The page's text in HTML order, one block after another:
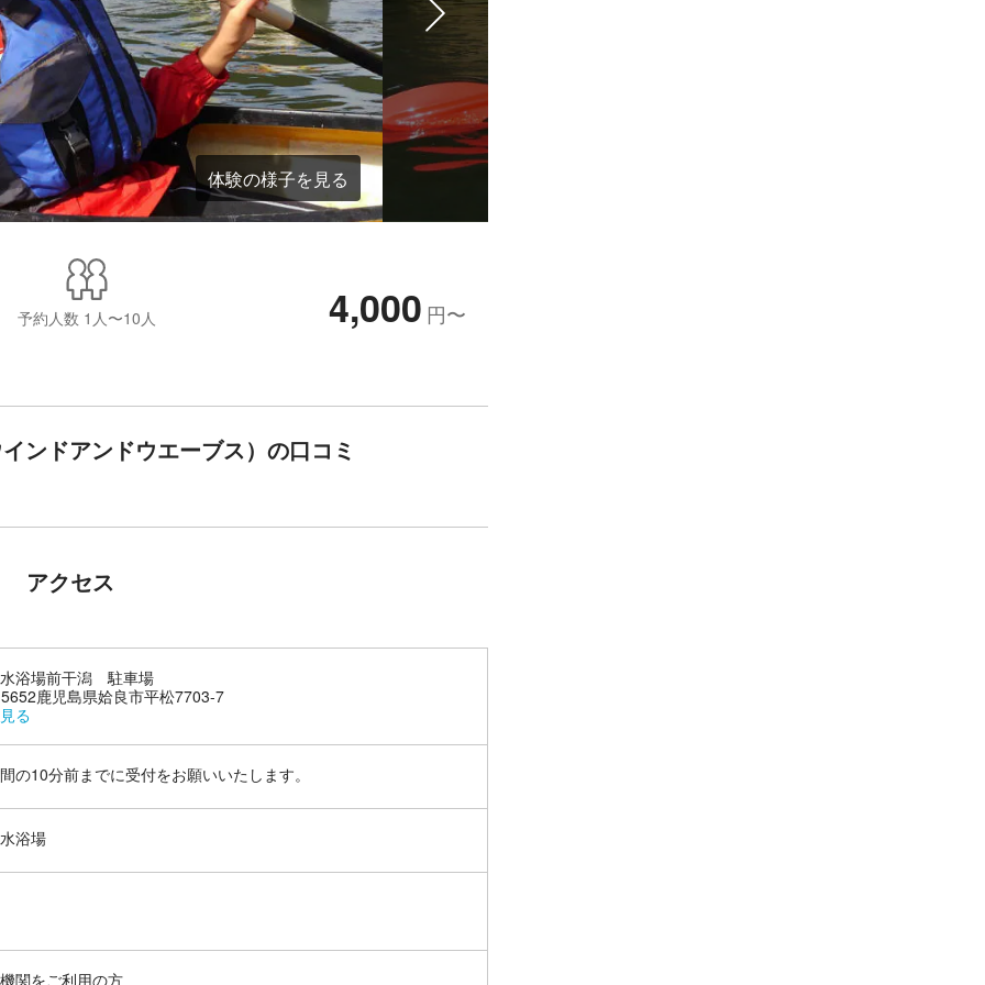
体験の様子を見る
予約人数 1人〜10人 4,000 円〜
ンドアンドウエーブス）の口コミ
アクセス
浴場前干潟 駐車場
鹿児島県姶良市平松7703-7
る
の10分前までに受付をお願いいたします。
浴場
関をご利用の方